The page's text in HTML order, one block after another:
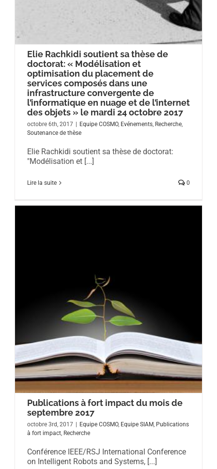
Elie Rachkidi soutient sa thèse de
doctorat: « Modélisation et
optimisation du placement de
services composés dans une
infrastructure convergente de
l’informatique en nuage et de l’internet
des objets » le mardi 24 octobre 2017
octobre 6th, 2017 | Equipe COSMO, Evénements Recherche
Soutenance de thèse
Elie Rachkidi soutient sa thèse de doctorat:
"Modélisation et [...]
Lire la suite 0
Publications à fort impact du mois de
septembre 2017
octobre 3rd, 2017 Equipe COSMO, Equipe SIAM, Publications
à fort impact, Recherche
Conférence IEEE/RSJ International Conference
on Intelligent Robots and Systems, [...]